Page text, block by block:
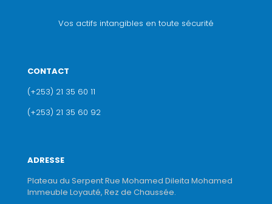
Vos actifs intangibles en toute sécurité
CONTACT
(+253) 21 35 60 11
(+253) 21 35 60 92
ADRESSE
Plateau du Serpent Rue Mohamed Dileita Mohamed
Immeuble Loyauté, Rez de Chaussée.